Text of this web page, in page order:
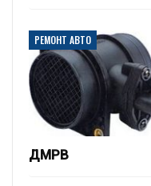
РЕМОНТ АВТО
ДМРВ